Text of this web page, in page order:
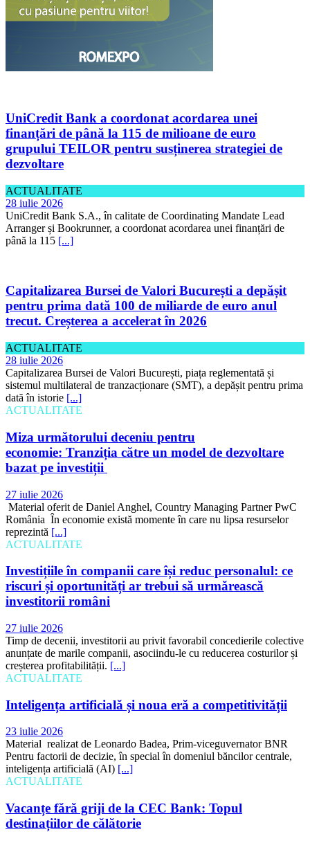
UniCredit Bank a coordonat acordarea unei
finanțări de până la 115 de milioane de euro
grupului TEILOR pentru susținerea strategiei de
dezvoltare
ACTUALITATE
28 iulie 2026
UniCredit Bank S.A., în calitate de Coordinating Mandate Lead
Arranger și Bookrunner, a coordonat acordarea unei finanțări de
până la 115 [...]
Capitalizarea Bursei de Valori București a depășit
pentru prima dată 100 de miliarde de euro anul
trecut. Creșterea a accelerat în 2026
ACTUALITATE
28 iulie 2026
Capitalizarea Bursei de Valori București, piața reglementată și
sistemul multilateral de tranzacționare (SMT), a depășit pentru prima
dată în istorie [...]
ACTUALITATE
Miza următorului deceniu pentru
economie: Tranziția către un model de dezvoltare
bazat pe investiții
27 iulie 2026
Material oferit de Daniel Anghel, Country Managing Partner PwC
România În economie există momente în care nu lipsa resurselor
reprezintă [...]
ACTUALITATE
Investițiile în companii care își reduc personalul: ce
riscuri și oportunități ar trebui să urmărească
investitorii români
27 iulie 2026
Timp de decenii, investitorii au privit favorabil concedierile colective
anunțate de marile companii, asociindu-le cu reducerea costurilor și
creșterea profitabilității. [...]
ACTUALITATE
Inteligența artificială și noua eră a competitivității
23 iulie 2026
Material realizat de Leonardo Badea, Prim-viceguvernator BNR
Pentru factorii de decizie, în special în domeniul băncilor centrale,
inteligența artificială (AI) [...]
ACTUALITATE
Vacanțe fără griji de la CEC Bank: Topul
destinațiilor de călătorie